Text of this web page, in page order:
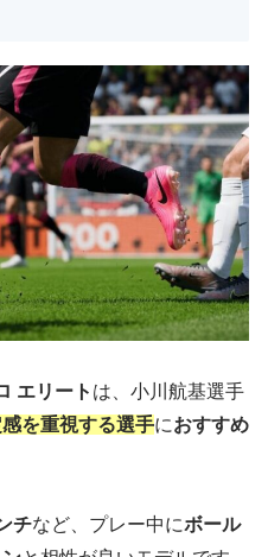
エリート は、小川航基選手
を重視する選手におすすめ
チなど、プレー中にボール